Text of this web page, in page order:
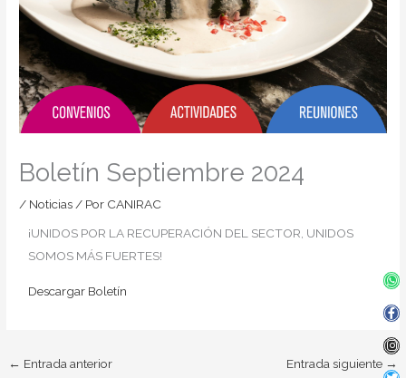
Boletín Septiembre 2024
/ Noticias/ Por CANIRAC
¡UNIDOS POR LA RECUPERACIÓN DEL SECTOR, UNIDOS
SOMOS MÁS FUERTES!
Descargar Boletín
← Entrada anterior Entrada siguiente →
f